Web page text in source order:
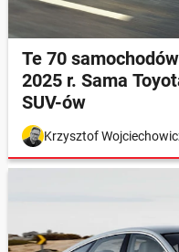
Te 70
2025 r. Sama
SUV-ów
Krzysztof